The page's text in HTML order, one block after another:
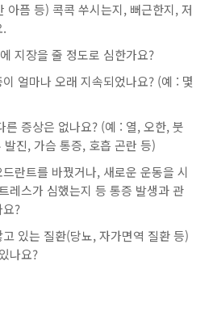
아픔 등) 콕콕 쑤시는지, 뻐근한지, 저
.
지장을 줄 정도로 심한가요?
얼마나 오래 지속되었나요? (예 : 몇
른 증상은 없나요? (예 : 열, 오한, 붓
진, 가슴 통증, 호흡 곤란 등)
란트를 바꿨거나, 새로운 운동을 시
레스가 심했는지 등 통증 발생과 관
?
있는 질환(당뇨, 자가면역 질환 등)
나요?